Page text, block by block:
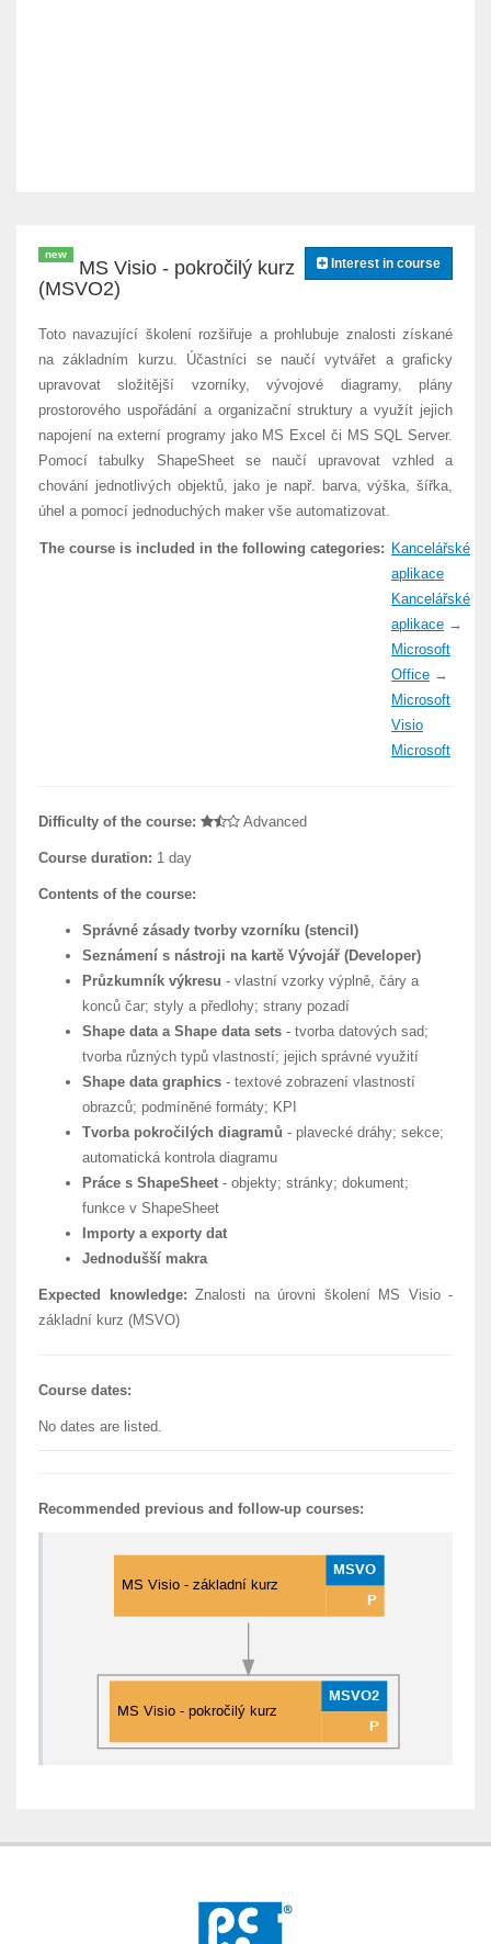
new
Interest in course
MS Visio - pokročilý kurz
(MSVO2)
Toto navazující školení rozšiřuje a prohlubuje znalosti získané
na základním kurzu. Účastníci se naučí vytvářet a graficky
upravovat složitější vzorníky, vývojové diagramy, plány
prostorového uspořádání a organizační struktury a využít jejich
napojení na externí programy jako MS Excel či MS SQL Server.
Pomocí tabulky ShapeSheet se naučí upravovat vzhled a
chování jednotlivých objektů, jako je např. barva, výška, šířka,
úhel a pomocí jednoduchých maker vše automatizovat.
The course is included in the following categories: Kancelářské
aplikace
Kancelářské
aplikace →
Microsoft
Office →
Microsoft
Visio
Microsoft
Difficulty of the course: Advanced
Course duration: 1 day
Contents of the course:
Správné zásady tvorby vzorníku (stencil)
Seznámení s nástroji na kartě Vývojář (Developer)
Průzkumník výkresu - vlastní vzorky výplně, čáry a
konců čar; styly a předlohy; strany pozadí
Shape data a Shape data sets - tvorba datových sad;
tvorba různých typů vlastností; jejich správné využití
Shape data graphics - textové zobrazení vlastností
obrazců; podmíněné formáty; KPI
Tvorba pokročilých diagramů - plavecké dráhy; sekce;
automatická kontrola diagramu
Práce s ShapeSheet - objekty; stránky; dokument;
funkce v ShapeSheet
Importy a exporty dat
Jednodušší makra
Expected knowledge: Znalosti na úrovni školení MS Visio -
základní kurz (MSVO)
Course dates:
No dates are listed.
Recommended previous and follow-up courses: